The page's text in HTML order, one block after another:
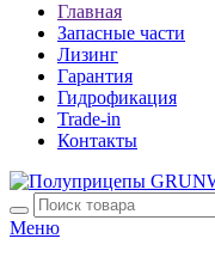
Главная
Запасные части
Лизинг
Гарантия
Гидрофикация
Trade-in
Контакты
Меню